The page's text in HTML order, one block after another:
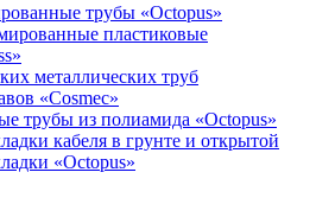
трубы «Octopus»
пластиковые
металлических труб
«Cosmec»
трубы из полиамида «Octopus»
кабеля в грунте и открытой
«Octopus»